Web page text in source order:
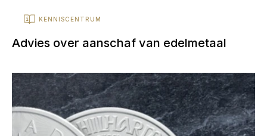
KENNISCENTRUM
Advies over aanschaf van edelmetaal